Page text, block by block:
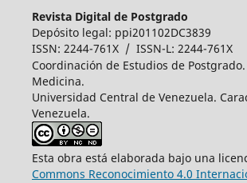
Revista Digital de Postgrado
Depósito legal: ppi201102DC3839
ISSN: 2244-761X / ISSN-L: 2244-761X
Coordinación de Estudios de
Medicina.
Universidad Central de Venezuela.
Venezuela.
Esta obra está elaborada bajo una
Commons Reconocimiento 4.0